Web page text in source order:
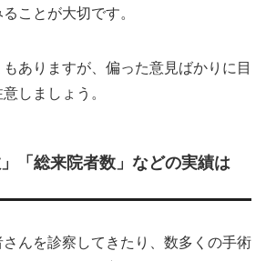
ことが大切です。
ありますが、偏った意見ばかりに目
しましょう。
「総来院者数」などの実績は
んを診察してきたり、数多くの手術